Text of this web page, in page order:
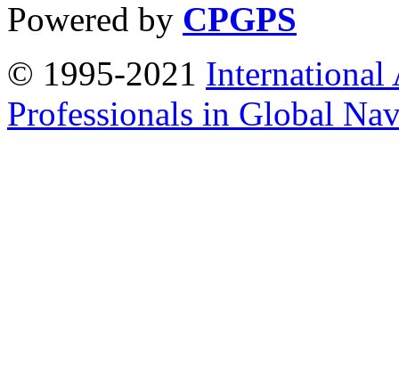
Powered by CPGPS
© 1995-2021 International
Professionals in Global